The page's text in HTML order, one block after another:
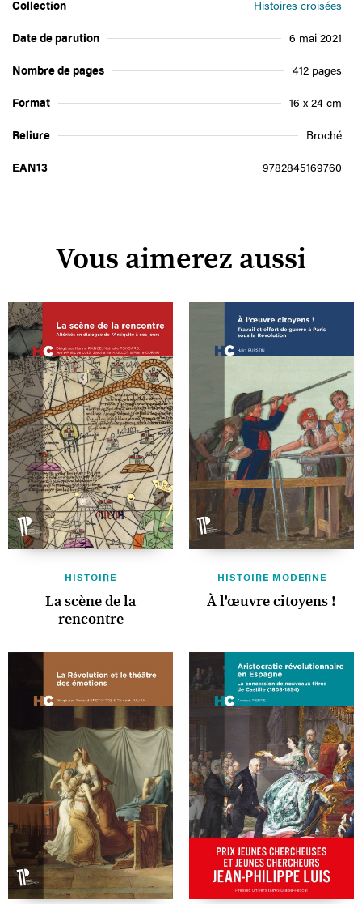
Collection Histoires croisées
Date de parution 6 mai 2021
Nombre de pages 412 pages
Format 16 x 24 cm
Reliure Broché
EAN13 9782845169760
Vous aimerez aussi
HISTOIRE
La scène de la
rencontre
HISTOIRE MODERNE
À l'œuvre citoyens !